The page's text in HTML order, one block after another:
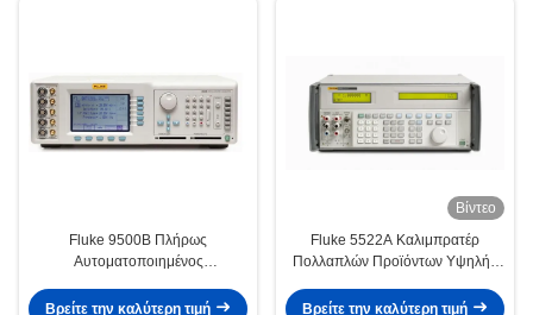
Fluke 9500B Πλήρως
Αυτοματοποιημένος
Σήματα Εύρους 3200MHz σε
Βρείτε την καλύτερη τιμή
Βίντεο
Fluke 5522A Καλιμπρατέρ
Πολλαπλών Προϊόντων Υψηλής
Εργασιών και Φορητό Σχεδιασμό
Βρείτε την καλύτερη τιμή